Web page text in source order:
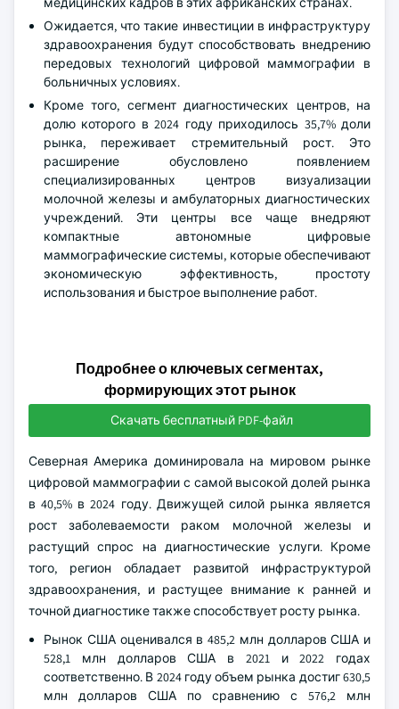
Нигерия. Эти инвестиции, рассчитанные на период с
2022 по 2025 год, направлены на улучшение
медицинских учреждений и увеличение численности
медицинских кадров в этих африканских странах.
Ожидается, что такие инвестиции в инфраструктуру
здравоохранения будут способствовать внедрению
передовых технологий цифровой маммографии в
больничных условиях.
Кроме того, сегмент диагностических центров, на
долю которого в 2024 году приходилось 35,7% доли
рынка, переживает стремительный рост. Это
расширение обусловлено появлением
специализированных центров визуализации
молочной железы и амбулаторных диагностических
учреждений. Эти центры все чаще внедряют
компактные автономные цифровые
Подробнее о ключевых сегментах,
формирующих этот рынок
Скачать бесплатный PDF-файл
Северная Америка доминировала на мировом рынке
цифровой маммографии с самой высокой долей рынка
в 40,5% в 2024 году. Движущей силой рынка является
рост заболеваемости раком молочной железы и
растущий спрос на диагностические услуги. Кроме
того, регион обладает развитой инфраструктурой
здравоохранения, и растущее внимание к ранней и